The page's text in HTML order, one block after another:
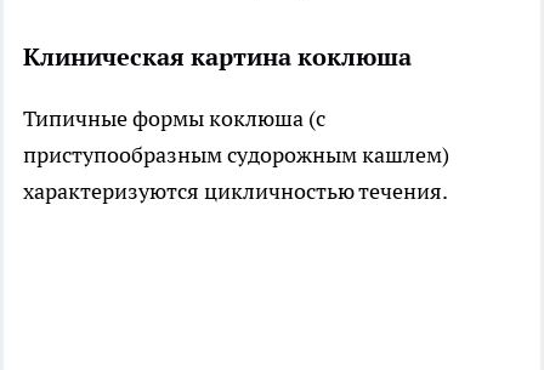
Клиническая картина коклюша
Типичные формы коклюша (с
приступообразным судорожным кашлем)
характеризуются цикличностью течения.